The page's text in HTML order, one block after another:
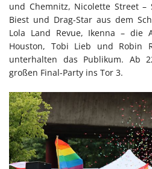
und Chemnitz, Nicolette Street –
Biest und Drag-Star aus dem
Lola Land Revue, Ikenna – die
Houston, Tobi Lieb und Robin
unterhalten das Publikum. Ab
großen Final-Party ins Tor 3.